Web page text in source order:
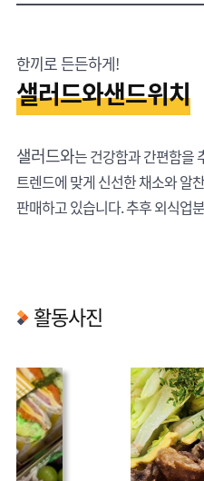
한끼로 든든하게!
샐러드와샌드위치
샐러드와는 건강함과 간편함을
트렌드에 맞게 신선한 채소와 알
판매하고 있습니다. 추후 외식업
활동사진